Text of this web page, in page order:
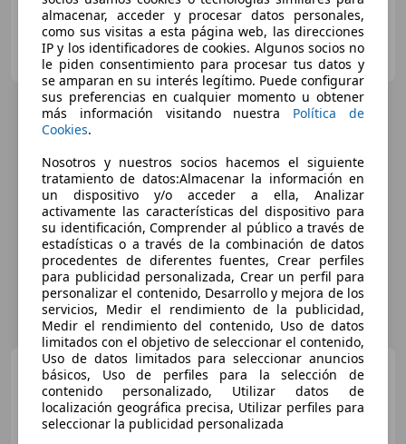
CLICARS MADRID
ES-28021 MADRID
BMW 116 Berlina Automático
de 5 Puertas
almacenar, acceder y procesar datos personales,
como sus visitas a esta página web, las direcciones
IP y los identificadores de cookies. Algunos socios no
le piden consentimiento para procesar tus datos y
se amparan en su interés legítimo. Puede configurar
sus preferencias en cualquier momento u obtener
más información visitando nuestra Política de
Cookies.
Nosotros y nuestros socios hacemos el siguiente
tratamiento de datos:Almacenar la información en
un dispositivo y/o acceder a ella, Analizar
activamente las características del dispositivo para
su identificación, Comprender al público a través de
estadísticas o a través de la combinación de datos
procedentes de diferentes fuentes, Crear perfiles
para publicidad personalizada, Crear un perfil para
personalizar el contenido, Desarrollo y mejora de los
servicios, Medir el rendimiento de la publicidad,
Medir el rendimiento del contenido, Uso de datos
limitados con el objetivo de seleccionar el contenido,
Uso de datos limitados para seleccionar anuncios
básicos, Uso de perfiles para la selección de
contenido personalizado, Utilizar datos de
localización geográfica precisa, Utilizar perfiles para
seleccionar la publicidad personalizada